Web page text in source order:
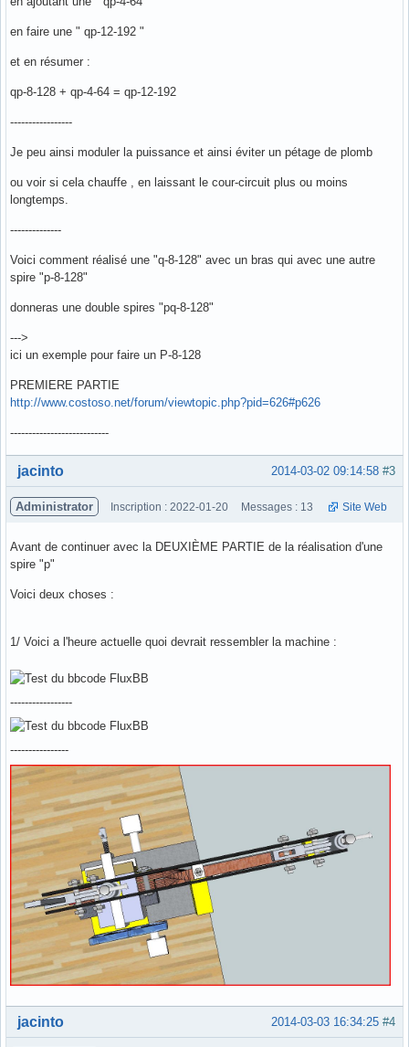
en faire une " qp-12-192 "
et en résumer :
qp-8-128 + qp-4-64 = qp-12-192
-----------------
Je peu ainsi moduler la puissance et ainsi éviter un pétage de plomb
ou voir si cela chauffe , en laissant le cour-circuit plus ou moins
longtemps.
--------------
Voici comment réalisé une "q-8-128" avec un bras qui avec une autre
spire "p-8-128"
donneras une double spires "pq-8-128"
--->
ici un exemple pour faire un P-8-128
PREMIERE PARTIE
http://www.costoso.net/forum/viewtopic.php?pid=626#p626
---------------------------
Hors ligne #3
2014-03-02 09:14:58
jacinto
Administrator Inscription : 2022-01-20 Messages : 13 Site Web
Avant de continuer avec la DEUXIÈME PARTIE de la réalisation d'une
spire "p"
Voici deux choses :
1/ Voici a l'heure actuelle quoi devrait ressembler la machine :
-----------------
----------------
Hors ligne #4
2014-03-03 16:34:25
jacinto